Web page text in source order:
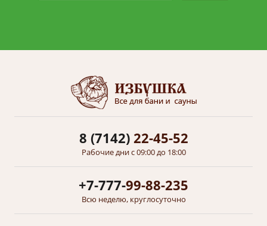
8 (7142)22-45-52
Рабочие дни с 09:00 до 18:00
+7-777-99-88-235
Всю неделю, круглосуточно